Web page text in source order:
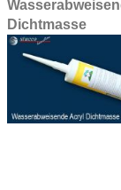
Dichtmasse